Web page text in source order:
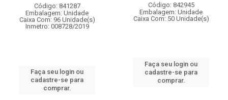
Código: 841287
Embalagem: Unidade
Caixa Com: 96 Unidade(s)
Inmetro: 008728/2019
Faça seu login ou
cadastre-se para
comprar.
Código: 842945
Embalagem: Unidade
Caixa Com: 50 Unidade(s)
Faça seu login ou
cadastre-se para
comprar.